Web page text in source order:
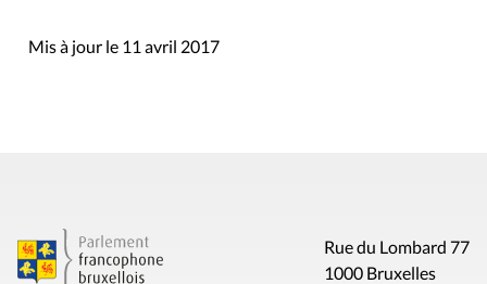
Mis à jour le 11 avril 2017
Rue du Lombard 77
1000 Bruxelles